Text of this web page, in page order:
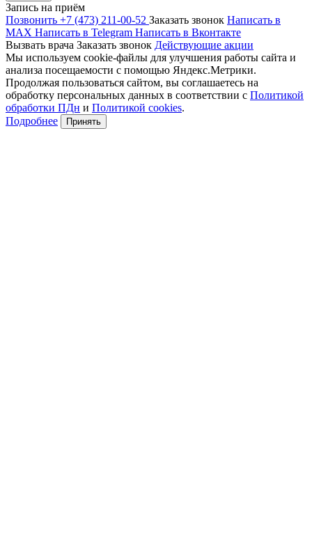
Запись на приём
Позвонить +7 (473) 211-00-52 Заказать звонок Написать в
MAX Написать в Telegram Написать в Вконтакте
Вызвать врача Заказать звонок Действующие акции
Мы используем cookie-файлы для улучшения работы сайта и
анализа посещаемости с помощью Яндекс.Метрики.
Продолжая пользоваться сайтом, вы соглашаетесь на
обработку персональных данных в соответствии с Политикой
обработки ПДн и Политикой cookies.
Подробнее
Принять